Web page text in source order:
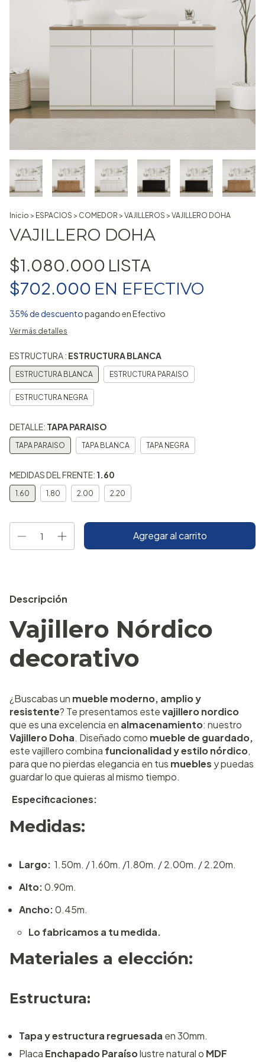
Inicio > ESPACIOS > COMEDOR > VAJILLEROS > VAJILLERO DOHA
VAJILLERO DOHA
$1.080.000
$702.000 EN EFECTIVO
35% de descuentopagando en Efectivo
Ver más detalles
ESTRUCTURA : ESTRUCTURA BLANCA
ESTRUCTURA BLANCA ESTRUCTURA PARAISO
ESTRUCTURA NEGRA
DETALLE: TAPA PARAISO
TAPA PARAISO TAPA BLANCA TAPA NEGRA
MEDIDAS DEL FRENTE: 1.60
1.60 1.80 2.00 2.20
Descripción
Vajillero Nórdico
decorativo
¿Buscabas un mueble moderno, amplio y
resistente? Te presentamos estevajillero nordico
que es una excelencia en almacenamiento: nuestro
Vajillero Doha. Diseñado como mueble de guardado,
este vajillero combina funcionalidad y estilo nórdico,
para que no pierdas elegancia en tus muebles y puedas
guardar lo que quieras al mismo tiempo.
Especificaciones:
Medidas:
Largo: 1.50m. / 1.60m. /1.80m. / 2.00m. / 2.20m.
Alto:0.90m.
Ancho:0.45m.
Lo fabricamos a tu medida.
Materiales a elección:
Estructura:
Tapa y estructura regruesada en 30mm.
Placa Enchapado Paraísolustre natural o MDF